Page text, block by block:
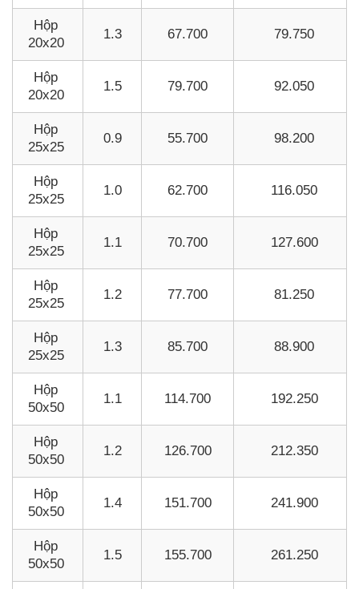
Hộp
20x20
1.3 67.700 79.750
Hộp
20x20
1.5 79.700 92.050
Hộp
25x25
0.9 55.700 98.200
Hộp
25x25
1.0 62.700 116.050
Hộp
25x25
1.1 70.700 127.600
Hộp
25x25
1.2 77.700 81.250
Hộp
25x25
1.3 85.700 88.900
Hộp
50x50
1.1 114.700 192.250
Hộp
50x50
1.2 126.700 212.350
Hộp
50x50
1.4 151.700 241.900
Hộp
50x50
1.5 155.700 261.250